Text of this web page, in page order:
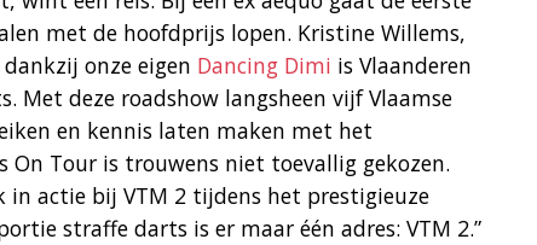
met de hoofdprijs lopen. Kristine Willems,
onze eigen Dancing Dimi is Vlaanderen
Met deze roadshow langsheen vijf Vlaamse
en kennis laten maken met het
On Tour is trouwens niet toevallig gekozen.
in actie bij VTM 2 tijdens het prestigieuze
straffe darts is er maar één adres: VTM 2.”